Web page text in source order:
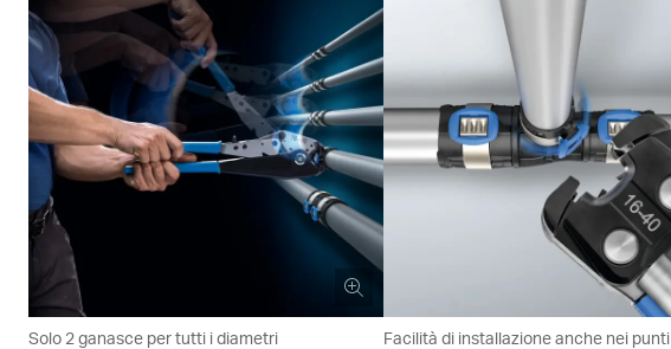
Solo 2 ganasce per tutti i diametri
Facilità di installazione anche nei